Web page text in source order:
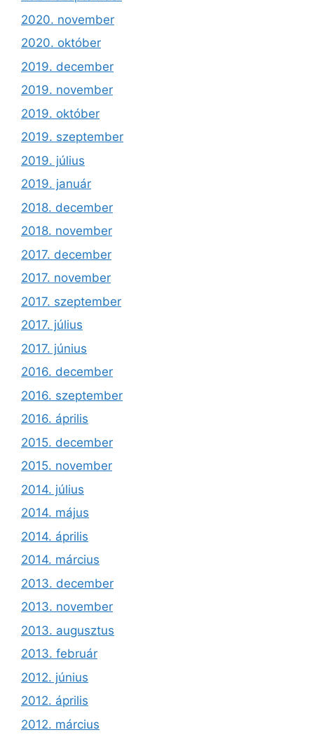
2020. november
2020. október
2019. december
2019. november
2019. október
2019. szeptember
2019. július
2019. január
2018. december
2018. november
2017. december
2017. november
2017. szeptember
2017. július
2017. június
2016. december
2016. szeptember
2016. április
2015. december
2015. november
2014. július
2014. május
2014. április
2014. március
2013. december
2013. november
2013. augusztus
2013. február
2012. június
2012. április
2012. március